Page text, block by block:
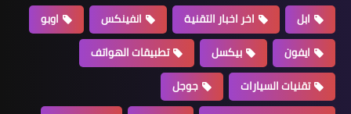
ابل اخر اخبار التقنية انفينكس
اوبو
ايفون
بيكسل
تطبيقات الهواتف
تقنيات السيارات
جوجل